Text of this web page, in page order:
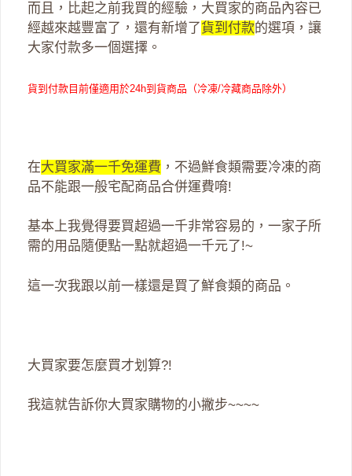
而且，比起之前我買的經驗，大買家的商品內容已
經越來越豐富了，還有新增了 貨到付款的選項，讓
大家付款多一個選擇。
貨到付款目前僅適用於24h到貨商品（冷凍/冷藏商品除外）
在大買家滿一千免運費 ，不過鮮食類需要冷凍的商
品不能跟一般宅配商品合併運費唷!
基本上我覺得要買超過一千非常容易的，一家子所
需的用品隨便點一點就超過一千元了!~
這一次我跟以前一樣還是買了鮮食類的商品。
大買家要怎麼買才划算?!
我這就告訴你大買家購物的小撇步~~~~